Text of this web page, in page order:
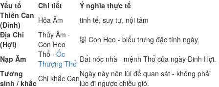
Yếu tố
Chi tiết
Ý nghĩa thực tế
Thiên Can
(Đinh)
Hỏa Âm
tinh tế, suy tư, nội tâm
Địa Chi
(Hợi)
Thủy Âm ·
Con Heo
🐷 Con Heo - biểu trưng đặc tính ngày.
Nạp Âm
Thổ · Ốc
Thượng Thổ Đất nóc nhà - mệnh Thổ của ngày Đinh Hợi.
Tương
sinh / khắcChi khắc CanNgày này nên lùi để quan sát - không phải
lúc đi ngược chiều gió.